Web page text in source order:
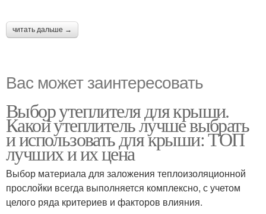
читать дальше →
Вас может заинтересовать
Выбор утеплителя для крыши.
Какой утеплитель лучше выбрать
и использовать для крыши: ТОП
лучших и их цена
Выбор материала для заложения теплоизоляционной
прослойки всегда выполняется комплексно, с учетом
целого ряда критериев и факторов влияния.